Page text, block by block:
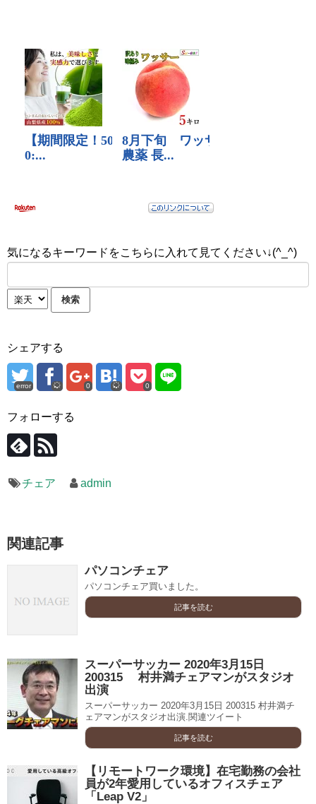
気になるキーワードをこちらに入れて見てください↓(^_^)
シェアする
error 0 0
フォローする
チェア admin
関連記事
パソコンチェア
パソコンチェア買いました。
記事を読む
スーパーサッカー 2020年3月15日
200315 村井満チェアマンがスタジオ
出演
スーパーサッカー 2020年3月15日 200315 村井満チ
ェアマンがスタジオ出演.関連ツイート
記事を読む
【リモートワーク環境】在宅勤務の会社
員が2年愛用しているオフィスチェア
「Leap V2」